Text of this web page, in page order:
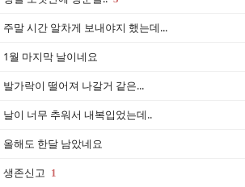
주말 시간 알차게 보내야지 했는데...
1월 마지막 날이네요
발가락이 떨어져 나갈거 같은...
날이 너무 추워서 내복입었는데..
올해도 한달 남았네요
생존신고 1